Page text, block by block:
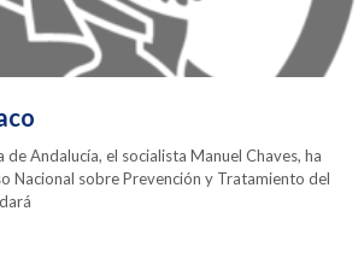
de Andalucía, el socialista Manuel Chaves, ha
Nacional sobre Prevención y Tratamiento del